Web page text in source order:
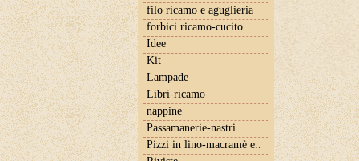
filo ricamo e aguglieria
forbici ricamo-cucito
Idee
Kit
Lampade
Libri-ricamo
nappine
Passamanerie-nastri
Pizzi in lino-macramè e..